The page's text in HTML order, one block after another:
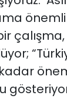
önemli